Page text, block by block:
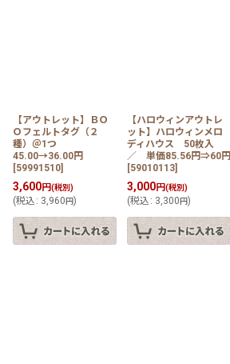
【アウトレット】ＢＯ
Ｏフェルトタグ（２
種）＠1つ
45.00→36.00円
[59991510]
3,600円(税別)
(税込 : 3,960 円)
【ハロウィンアウトレ
ット】ハロウィンメロ
ディハウス 50枚入
／ 単価85.56円⇒60円
[59010113]
3,000円(税別)
(税込 : 3,300 円)